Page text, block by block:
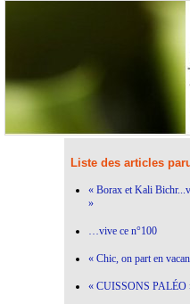
Liste des articles
« Borax et Kali
»
…vive ce n°100
« Chic, on part en
« CUISSONS PALÉO